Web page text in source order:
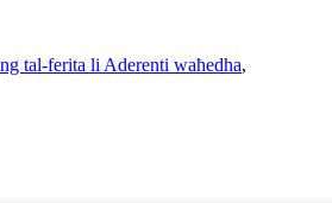
tal-ferita li Aderenti waħedha,